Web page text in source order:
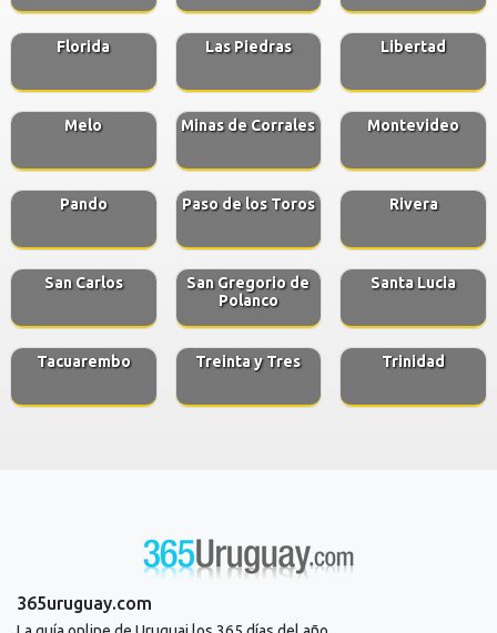
Florida Las Piedras Libertad
Melo Minas de Corrales Montevideo
Pando Paso de los Toros Rivera
San Carlos
San Gregorio de
Polanco
Santa Lucia
Tacuarembo Treinta y Tres Trinidad
365uruguay.com